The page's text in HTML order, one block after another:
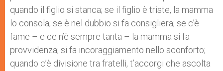
quando il figlio si stanca; se il figlio è triste, la mamma
lo consola; se è nel dubbio si fa consigliera; se c’è
fame – e ce n’è sempre tanta – la mamma si fa
provvidenza; si fa incoraggiamento nello sconforto;
quando c’è divisione tra fratelli, t’accorgi che ascolta